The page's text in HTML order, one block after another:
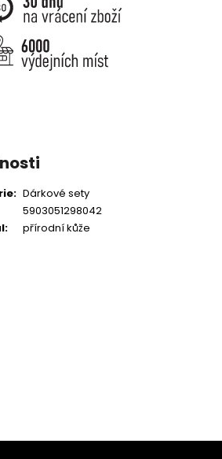
: Dárkové sety
5903051298042
: přírodní kůže